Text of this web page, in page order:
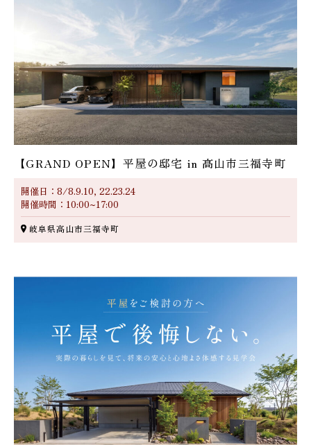
【GRAND OPEN】平屋の邸宅 in 高山市三福寺町
開催日：8/8.9.10, 22.23.24
開催時間：10:00~17:00
岐阜県高山市三福寺町